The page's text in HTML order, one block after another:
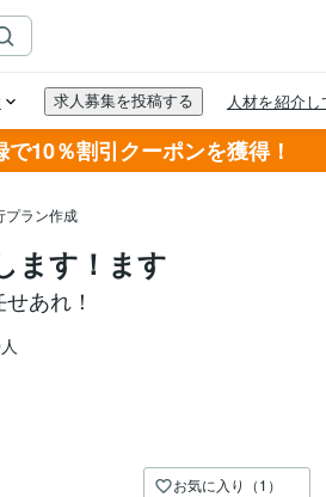
で10％割引クーポンを獲得！
プラン作成
ます！ます
あれ！
人
お気に入り（1）